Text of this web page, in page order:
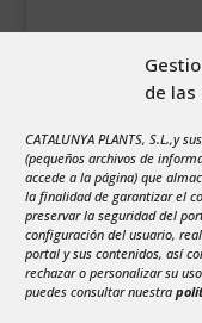
de las
CATALUNYA PLANTS, S.L.,y
(pequeños archivos de
accede a la página) que
la finalidad de garantizar el
preservar la seguridad del
configuración del usuario,
portal y sus contenidos, así
rechazar o personalizar su
puedes consultar nuestra
X
3
4 5
10
11 12
17
18 19
24
25 26
31